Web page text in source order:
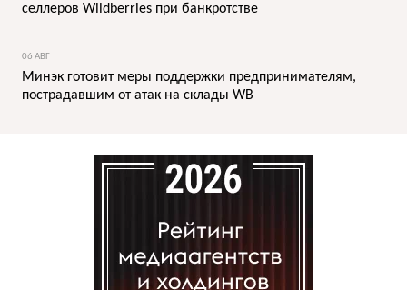
селлеров Wildberries при банкротстве
06 АВГ
Минэк готовит меры поддержки предпринимателям,
пострадавшим от атак на склады WB